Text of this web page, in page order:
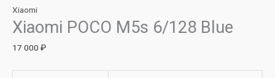
Xiaomi
Xiaomi POCO M5s 6/128 Blue
17 000 ₽
M5s
6/128